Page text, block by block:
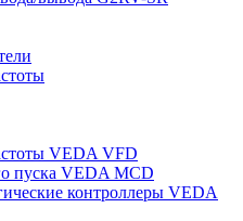
VEDA VFD
пуска VEDA MCD
контроллеры VEDA